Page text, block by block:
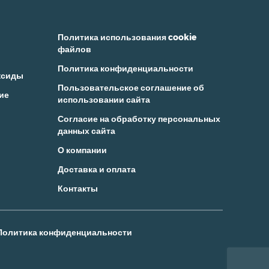
Политика использования cookie
файлов
Политика конфиденциальности
Пользовательское соглашение об
использовании сайта
Согласие на обработку персональных
данных сайта
О компании
Доставка и оплата
Контакты
конфиденциальности